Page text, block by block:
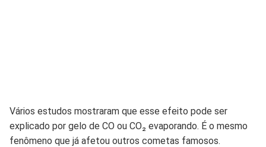
Vários estudos mostraram que esse efeito pode ser
explicado por gelo de CO ou CO₂ evaporando. É o mesmo
fenômeno que já afetou outros cometas famosos.